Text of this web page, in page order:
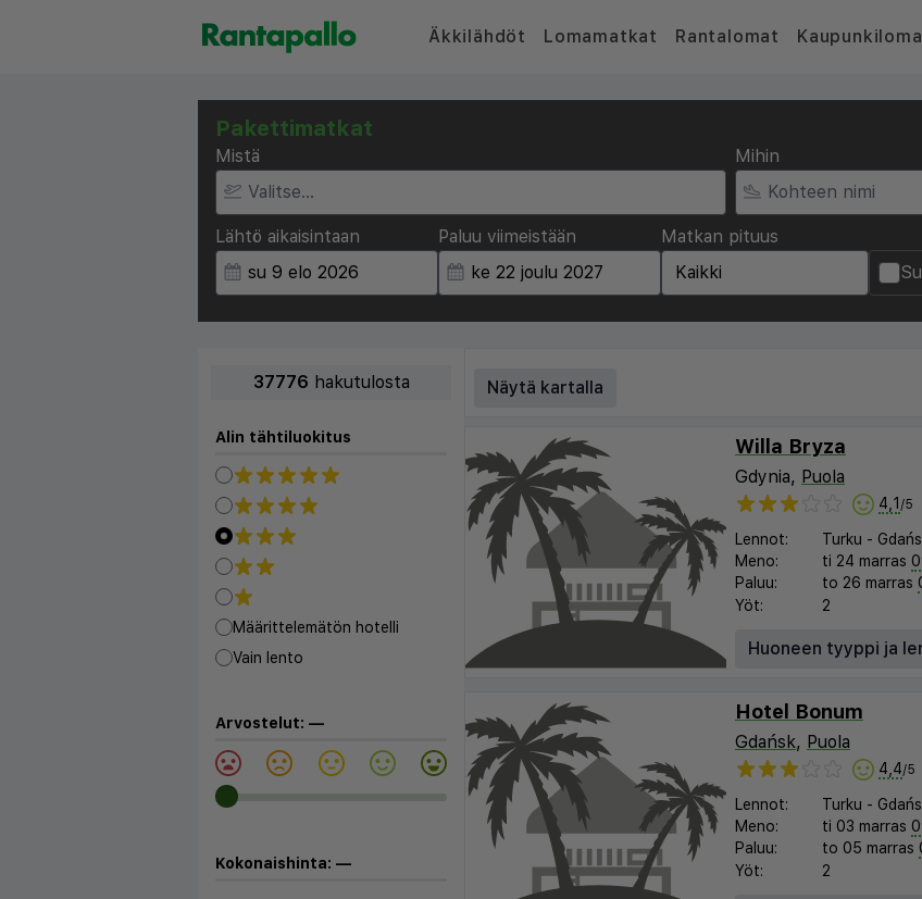
Äkkilähdöt Lomamatkat Rantalomat
Pakettimatkat
Mistä Mihin
Lähtö aikaisintaan Paluu viimeistään
Matkan pituus
37776 hakutulosta
Alin tähtiluokitus
Määrittelemätön hotelli
Vain lento
Arvostelut: —
Kokonaishinta: —
Näytä kartalla
Willa Bryza
Gdynia, Puola
4,1 /5
Lennot: Turku -
Meno:
ti 24 marras
Paluu:
to 26 marras
Yöt:
2
Huoneen tyyppi ja
Hotel Bonum
Gdańsk, Puola
4,4/5
Lennot: Turku -
Meno:
ti 03 marras
Paluu:
to 05 marras
Yöt:
2